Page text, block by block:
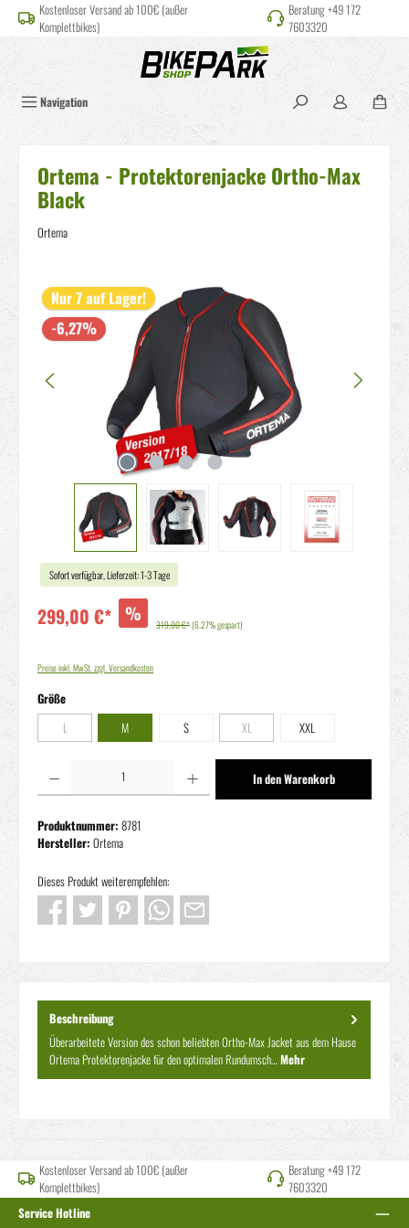
springenKostenloser Versand ab 100€ (außer
Komplettbikes)
Beratung +49 172
7603320
Navigation
Ortema - Protektorenjacke Ortho-Max
Black
Ortema
Bildergalerie überspringen
Nur 7 auf Lager!
-6,27%
Sofort verfügbar, Lieferzeit: 1-3 Tage
299,00 €* %
319,00 €*(6.27% gespart)
Preise inkl. MwSt. zzgl. Versandkosten
Größeauswählen
L(Diese Option ist zurzeit nicht verfügbar.)
M S XL(Diese Option ist zurzeit nicht verfügbar.)
XXL
In den Warenkorb
Produktnummer: 8781
Hersteller: Ortema
Dieses Produkt weiterempfehlen:
Beschreibung
Überarbeitete Version des schon beliebten Ortho-Max Jacket aus dem Hause
Ortema Protektorenjacke für den optimalen Rundumsch…Mehr
Kostenloser Versand ab 100€ (außer
Komplettbikes)
Beratung +49 172
7603320
Service Hotline